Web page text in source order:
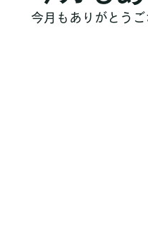
今月もありがとう